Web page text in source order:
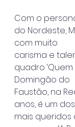
Com o
do Nordeste,
com muito
carisma e
quadro
Domingão do
Faustão, na
anos, é um
mais queridos